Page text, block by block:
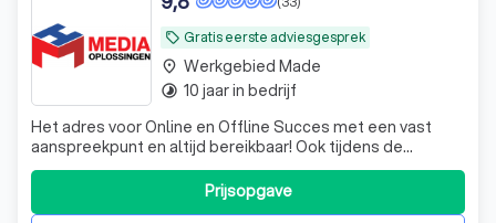
local_offer Gratis eerste adviesgesprek
Het adres voor Online en Offline Succes met een vast
aanspreekpunt en altijd bereikbaar! Ook tijdens de
avonduren, weekenden en vakanties. Twijfel niet en kom
vrijblijvend eens op gesprek.Prijsopgave
place Werkgebied Made
timelapse 10 jaar in bedrijf